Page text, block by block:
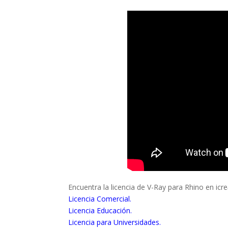
Encuentra la licencia de V-Ray para Rhino en
Licencia Comercial.
Licencia Educación.
Licencia para Universidades.